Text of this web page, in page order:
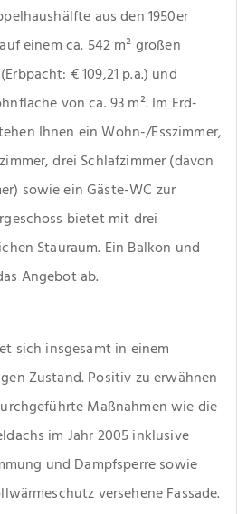
aus den 1950er
einem ca. 542 m² großen
€ 109,21 p.a.) und
von ca. 93 m². Im Erd-
Ihnen ein Wohn-/Esszimmer,
drei Schlafzimmer (davon
sowie ein Gäste-WC zur
bietet mit drei
Stauraum. Ein Balkon und
Angebot ab.
sich insgesamt in einem
Zustand. Positiv zu erwähnen
Maßnahmen wie die
im Jahr 2005 inklusive
und Dampfsperre sowie
versehene Fassade.